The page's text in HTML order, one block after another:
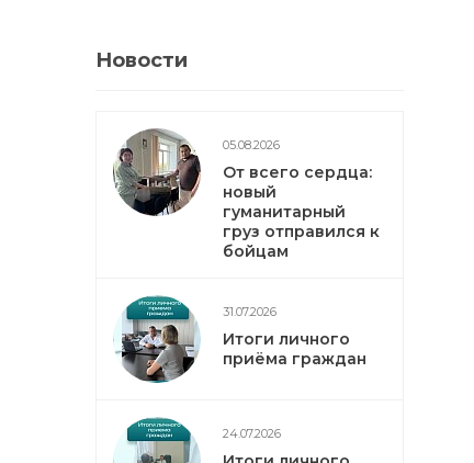
Новости
05.08.2026
От всего сердца:
новый
гуманитарный
груз отправился к
бойцам
31.07.2026
Итоги личного
приёма граждан
24.07.2026